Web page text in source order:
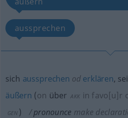
aussprechen
sich aussprechen od erklären,
äußern (on über AKK in favo[u]r
GEN ) pronounce make